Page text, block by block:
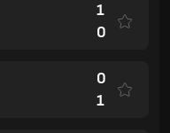
1
0
0
1